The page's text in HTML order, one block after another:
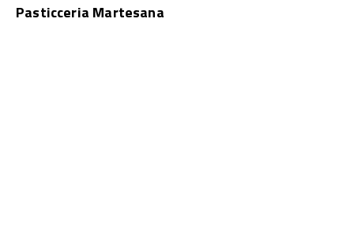
Pasticceria Martesana